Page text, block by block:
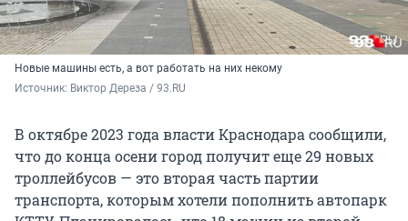
Новые машины есть, а вот работать на них некому
Источник: Виктор Дереза / 93.RU
В октябре 2023 года власти Краснодара сообщили,
что до конца осени город получит еще 29 новых
троллейбусов — это вторая часть партии
транспорта, которым хотели пополнить автопарк